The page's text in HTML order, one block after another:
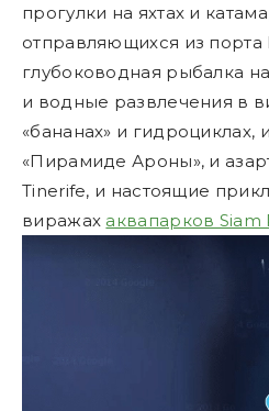
прогулки на яхтах и
отправляющихся из порта
глубоководная рыбалка
и водные развлечения в
«бананах» и гидроциклах,
«Пирамиде Ароны», и
Tinerife, и настоящие
виражах аквапарков Siam